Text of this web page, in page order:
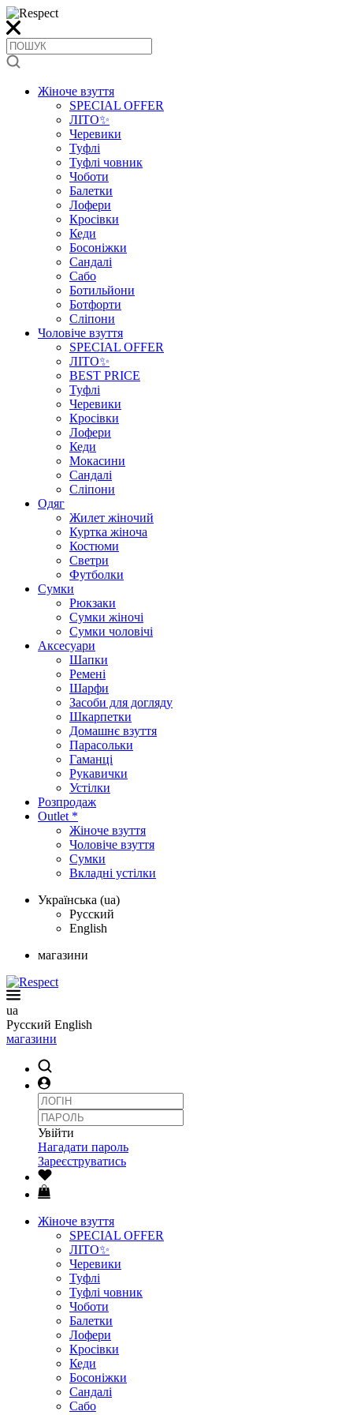
Жіноче взуття
SPECIAL OFFER
ЛІТО✨
Черевики
Туфлі
Туфлі човник
Чоботи
Балетки
Лофери
Кросівки
Кеди
Босоніжки
Сандалі
Сабо
Ботильйони
Ботфорти
Сліпони
Чоловіче взуття
SPECIAL OFFER
ЛІТО✨
BEST PRICE
Туфлі
Черевики
Кросівки
Лофери
Кеди
Мокасини
Сандалі
Сліпони
Одяг
Жилет жіночий
Куртка жіноча
Костюми
Светри
Футболки
Сумки
Рюкзаки
Сумки жіночі
Сумки чоловічі
Аксеcуари
Шапки
Ремені
Шарфи
Засоби для догляду
Шкарпетки
Домашнє взуття
Парасольки
Гаманці
Рукавички
Устілки
Розпродаж
Outlet *
Жіноче взуття
Чоловіче взуття
Сумки
Вкладні устілки
Українська (ua)
Русский
English
магазини
ua
Русский English
магазини
Увійти
Нагадати пароль
Зареєструватись
Жіноче взуття
SPECIAL OFFER
ЛІТО✨
Черевики
Туфлі
Туфлі човник
Чоботи
Балетки
Лофери
Кросівки
Кеди
Босоніжки
Сандалі
Сабо